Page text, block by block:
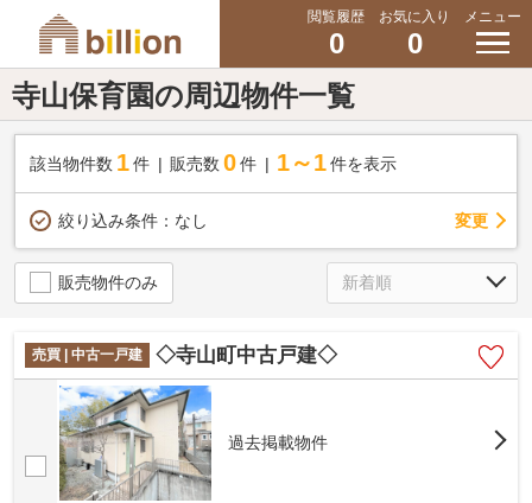
閲覧履歴
0
お気に入り
0
メニュー
寺山保育園の周辺物件一覧
該当物件数 1件 販売数 0 件 1～1 件を表示
絞り込み条件： なし 変更
販売物件のみ
売買 | 中古一戸建 ◇寺山町中古戸建◇
過去掲載物件